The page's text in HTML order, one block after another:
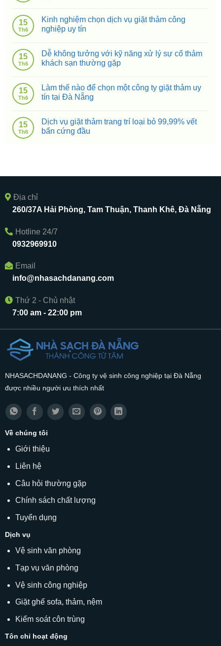
15
Th6
Kinh nghiệm chọn dịch vụ giặt thảm công
nghiệp uy tín
15
Th6
Dễ không tưởng với kỹ năng xử lý sự cố thảm
khách sạn thường gặp
15
Th6
Làm thế nào để chọn một công ty giặt thảm uy
tín tại Đà Nẵng
15
Th6
Dịch vụ giặt thảm trang trí loại bỏ 99,99% vết
bẩn cứng đầu
Địa chỉ
260/37A Hải Phòng, Tam Thuận, Thanh Khê, Đà Nẵng
Hotline 24/7
0932969910
Email
info@nhasachdanang.com
Thứ 2 - Chủ nhật
7:00 am - 22:00 pm
NHASACHDANANG - Công ty vệ sinh công nghiệp tại Đà Nẵng
được nhiều người ưu thích nhất
Về chúng tôi
Giới thiệu
Liên hệ
Câu hỏi thường gặp
Chính sách chất lượng
Tuyển dụng
Dịch vụ
Vệ sinh văn phòng
Tạp vụ văn phòng
Vệ sinh công nghiệp
Giặt ghế sofa, thảm, nệm
Kiểm soát côn trùng
Tôn chỉ hoạt động